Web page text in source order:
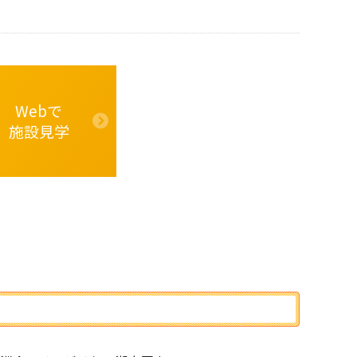
Webで
施設見学